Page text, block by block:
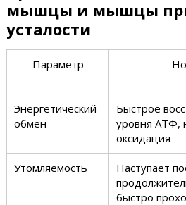
мышцы и мышцы при
усталости
Параметр
Энергетический
обмен
Быстрое
уровня АТФ,
оксидация
Утомляемость
Наступает
быстро